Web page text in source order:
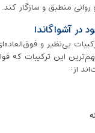
منطبق و سازگار کند.
در آشواگاندا
بی‌نظیر و
این ترکیبات که
از: